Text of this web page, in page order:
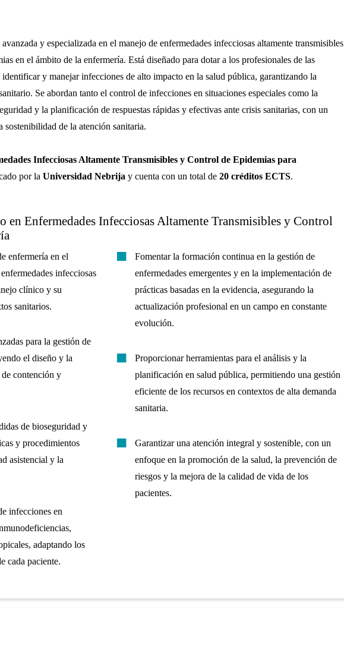
y especializada en el manejo de enfermedades infecciosas altamente transmisibles
en el ámbito de la enfermería. Está diseñado para dotar a los profesionales de las
identificar y manejar infecciones de alto impacto en la salud pública, garantizando la
Se abordan tanto el control de infecciones en situaciones especiales como la
y la planificación de respuestas rápidas y efectivas ante crisis sanitarias, con un
sostenibilidad de la atención sanitaria.
Infecciosas Altamente Transmisibles y Control de Epidemias para
por la Universidad Nebrija y cuenta con un total de 20 créditos ECTS.
en Enfermedades Infecciosas Altamente Transmisibles y Control
enfermería en el
infecciosas
clínico y su
sanitarios.
para la gestión de
el diseño y la
contención y
de bioseguridad y
y procedimientos
asistencial y la
infecciones en
adaptando los
cada paciente.
Fomentar la formación continua en la gestión de
enfermedades emergentes y en la implementación de
prácticas basadas en la evidencia, asegurando la
actualización profesional en un campo en constante
evolución.
Proporcionar herramientas para el análisis y la
planificación en salud pública, permitiendo una gestión
eficiente de los recursos en contextos de alta demanda
sanitaria.
Garantizar una atención integral y sostenible, con un
enfoque en la promoción de la salud, la prevención de
riesgos y la mejora de la calidad de vida de los
pacientes.